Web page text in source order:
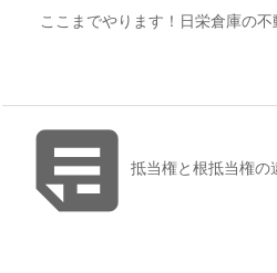
ここまでやります！日栄倉庫の
抵当権と根抵当権の